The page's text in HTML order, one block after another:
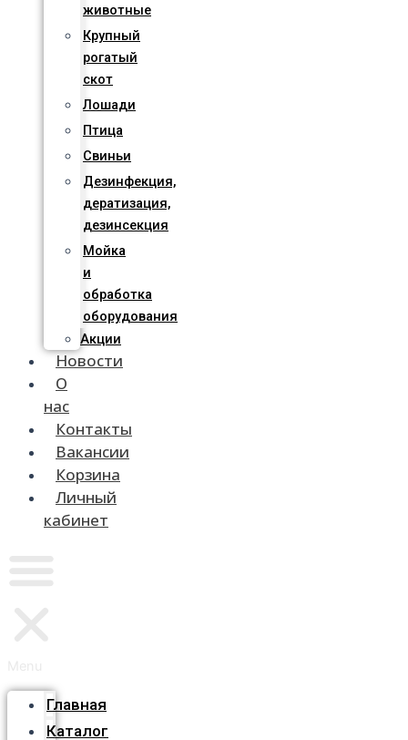
животные
Крупный
рогатый
скот
Лошади
Птица
Свиньи
Дезинфекция,
дератизация,
дезинсекция
Мойка
и
обработка
оборудования
Акции
Новости
О
нас
Контакты
Вакансии
Корзина
Личный
кабинет
Главная
Каталог